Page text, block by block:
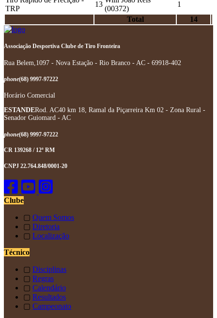
TRP
13
(00372)
1
Total
14
Associação Desportiva Clube de Tiro Fronteira
Rua Belem,1097 - Nova Estação - Rio Branco - AC - 69918-402
phone(68) 9997-97222
Horário Comercial
ESTANDERod. AC40 km 18, Ramal da Piçarreira Km 02 - Zona Rural -
Senador Guiomard - AC
phone(68) 9997-97222
CR 139268 / 12ª RM
CNPJ 22.764.848/0001-20
Clube
▢ Quem Somos
▢ Diretoria
▢ Localização
Técnico
▢ Disciplinas
▢ Regras
▢ Calendário
▢ Resultados
▢ Campeonato